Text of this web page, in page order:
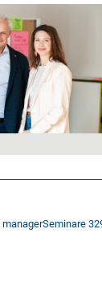
managerSeminare